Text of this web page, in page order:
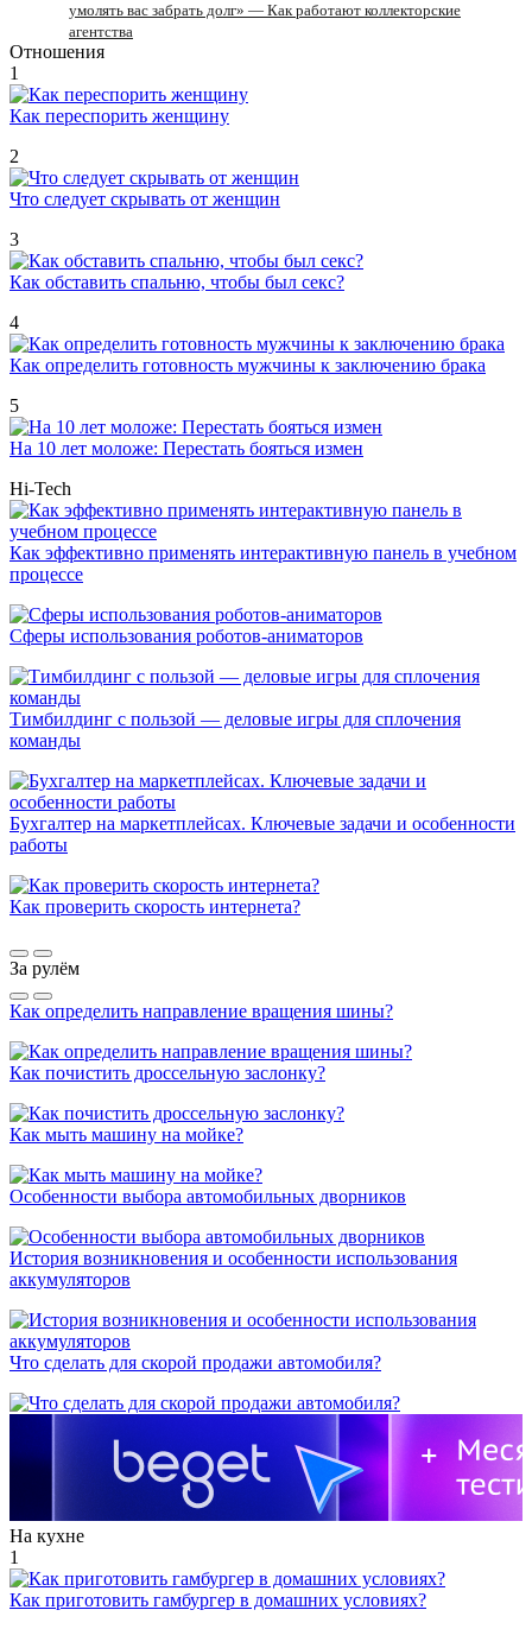
умолять вас забрать долг» — Как работают коллекторские
агентства
Отношения
1
Как переспорить женщину
2
Что следует скрывать от женщин
3
Как обставить спальню, чтобы был секс?
4
Как определить готовность мужчины к заключению брака
5
На 10 лет моложе: Перестать бояться измен
Hi-Tech
Как эффективно применять интерактивную панель в учебном
процессе
Сферы использования роботов-аниматоров
Тимбилдинг с пользой — деловые игры для сплочения
команды
Бухгалтер на маркетплейсах. Ключевые задачи и особенности
работы
Как проверить скорость интернета?
За рулём
Как определить направление вращения шины?
Как почистить дроссельную заслонку?
Как мыть машину на мойке?
Особенности выбора автомобильных дворников
История возникновения и особенности использования
аккумуляторов
Что сделать для скорой продажи автомобиля?
На кухне
1
Как приготовить гамбургер в домашних условиях?